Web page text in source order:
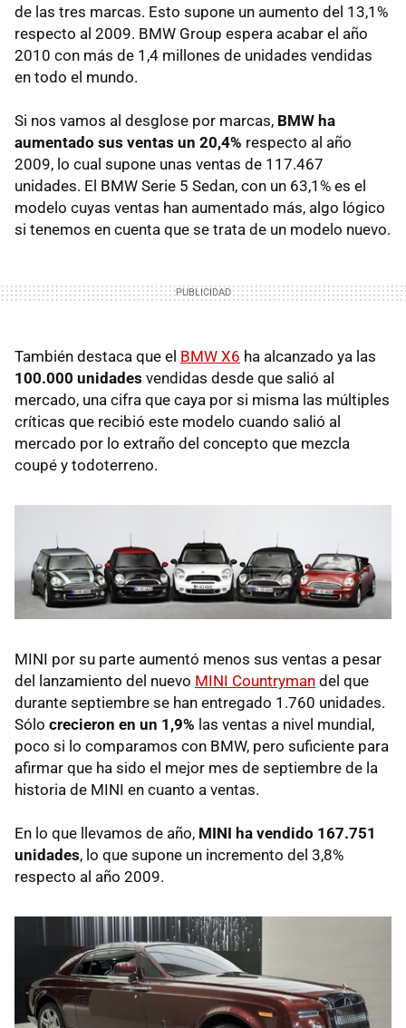
de las tres marcas. Esto supone un aumento del 13,1%
respecto al 2009. BMW Group espera acabar el año
2010 con más de 1,4 millones de unidades vendidas
en todo el mundo.
Si nos vamos al desglose por marcas, BMW ha
aumentado sus ventas un 20,4% respecto al año
2009, lo cual supone unas ventas de 117.467
unidades. El BMW Serie 5 Sedan, con un 63,1% es el
modelo cuyas ventas han aumentado más, algo lógico
si tenemos en cuenta que se trata de un modelo nuevo.
También destaca que el BMW X6 ha alcanzado ya las
100.000 unidades vendidas desde que salió al
mercado, una cifra que caya por si misma las múltiples
críticas que recibió este modelo cuando salió al
mercado por lo extraño del concepto que mezcla
coupé y todoterreno.
MINI por su parte aumentó menos sus ventas a pesar
del lanzamiento del nuevo MINI Countryman del que
durante septiembre se han entregado 1.760 unidades.
Sólo crecieron en un 1,9% las ventas a nivel mundial,
poco si lo comparamos con BMW, pero suficiente para
afirmar que ha sido el mejor mes de septiembre de la
historia de MINI en cuanto a ventas.
En lo que llevamos de año, MINI ha vendido 167.751
unidades, lo que supone un incremento del 3,8%
respecto al año 2009.